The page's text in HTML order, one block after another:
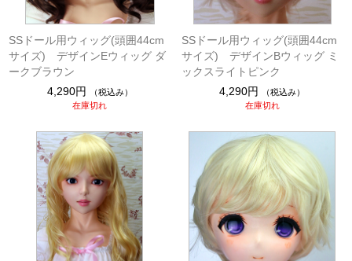
SSドール用ウィッグ(頭囲44cm
サイズ) デザインEウィッグ ダ
ークブラウン
4,290円
（税込み）
在庫切れ
SSドール用ウィッグ(頭囲44cm
サイズ) デザインBウィッグ ミ
ックスライトピンク
4,290円
（税込み）
在庫切れ